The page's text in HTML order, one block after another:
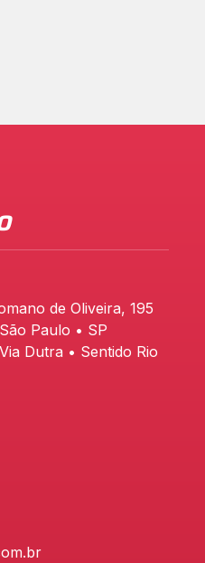
de Oliveira, 195
Paulo • SP
Dutra • Sentido Rio